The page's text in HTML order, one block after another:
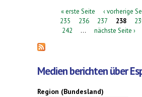
Seiten« erste Seite ‹ vorherige
235
236 237 238
242
… nächste Seite ›
Medien berichten über
Region (Bundesland)